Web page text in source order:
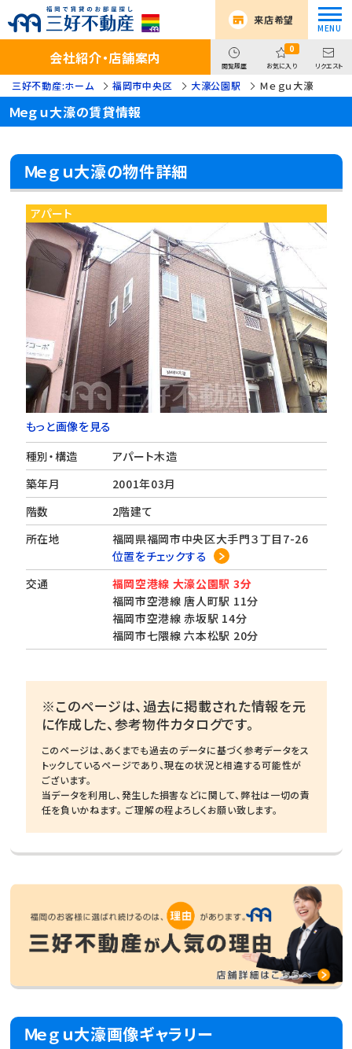
来店希望
会社紹介・店舗案内 閲覧履歴
0
お気に入り リクエスト
三好不動産:ホーム 福岡市中央区 大濠公園駅 Ｍｅｇｕ大濠
Ｍｅｇｕ大濠の賃貸情報
Ｍｅｇｕ大濠の物件詳細
アパート
もっと画像を見る
種別・構造
アパート木造
築年月
2001年03月
階数
2階建て
所在地
福岡県福岡市中央区大手門３丁目7-26
位置をチェックする
交通
福岡空港線 大濠公園駅 3分
福岡市空港線 唐人町駅 11分
福岡市空港線 赤坂駅 14分
福岡市七隈線 六本松駅 20分
※このページは、過去に掲載された情報を元
に作成した、参考物件カタログです。
このページは、あくまでも過去のデータに基づく参考データをス
トックしているページであり、現在の状況と相違する可能性が
ございます。
当データを利用し、発生した損害などに関して、弊社は一切の責
任を負いかねます。 ご理解の程よろしくお願い致します。
Ｍｅｇｕ大濠画像ギャラリー